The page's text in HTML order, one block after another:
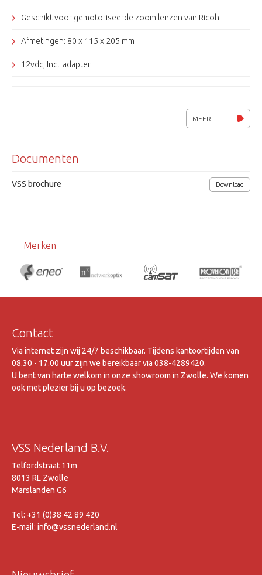
Geschikt voor gemotoriseerde zoom lenzen van Ricoh
Afmetingen: 80 x 115 x 205 mm
12vdc, Incl. adapter
MEER
Documenten
VSS brochure Download
Merken
Contact
Via internet zijn wij 24/7 beschikbaar. Tijdens kantoortijden van
08.30 - 17.00 uur zijn we bereikbaar via 038-4289420.
U bent van harte welkom in onze showroom in Zwolle. We komen
ook met plezier bij u op bezoek.
VSS Nederland B.V.
Telfordstraat 11m
8013 RL Zwolle
Marslanden G6
Tel: +31 (0)38 42 89 420
E-mail: info@vssnederland.nl